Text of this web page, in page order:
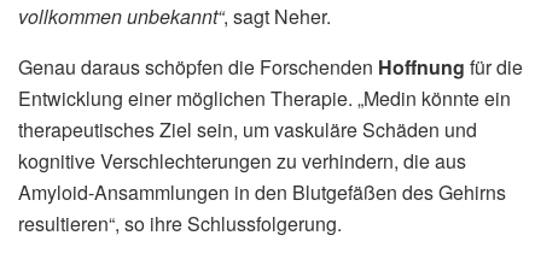
vollkommen unbekannt“, sagt Neher.
Genau daraus schöpfen die Forschenden Hoffnung für die
Entwicklung einer möglichen Therapie. „Medin könnte ein
therapeutisches Ziel sein, um vaskuläre Schäden und
kognitive Verschlechterungen zu verhindern, die aus
Amyloid-Ansammlungen in den Blutgefäßen des Gehirns
resultieren“, so ihre Schlussfolgerung.